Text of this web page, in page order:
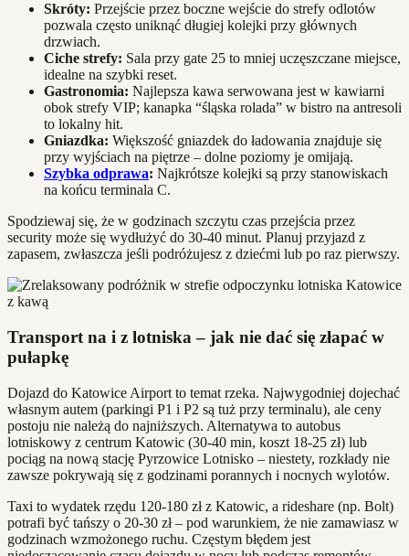
Skróty: Przejście przez boczne wejście do strefy odlotów
pozwala często uniknąć długiej kolejki przy głównych
drzwiach.
Ciche strefy: Sala przy gate 25 to mniej uczęszczane miejsce,
idealne na szybki reset.
Gastronomia: Najlepsza kawa serwowana jest w kawiarni
obok strefy VIP; kanapka “śląska rolada” w bistro na antresoli
to lokalny hit.
Gniazdka: Większość gniazdek do ładowania znajduje się
przy wyjściach na piętrze – dolne poziomy je omijają.
Szybka odprawa: Najkrótsze kolejki są przy stanowiskach
na końcu terminala C.
Spodziewaj się, że w godzinach szczytu czas przejścia przez
security może się wydłużyć do 30-40 minut. Planuj przyjazd z
zapasem, zwłaszcza jeśli podróżujesz z dziećmi lub po raz pierwszy.
Transport na i z lotniska – jak nie dać się złapać w
pułapkę
Dojazd do Katowice Airport to temat rzeka. Najwygodniej dojechać
własnym autem (parkingi P1 i P2 są tuż przy terminalu), ale ceny
postoju nie należą do najniższych. Alternatywa to autobus
lotniskowy z centrum Katowic (30-40 min, koszt 18-25 zł) lub
pociąg na nową stację Pyrzowice Lotnisko – niestety, rozkłady nie
zawsze pokrywają się z godzinami porannych i nocnych wylotów.
Taxi to wydatek rzędu 120-180 zł z Katowic, a rideshare (np. Bolt)
potrafi być tańszy o 20-30 zł – pod warunkiem, że nie zamawiasz w
godzinach wzmożonego ruchu. Częstym błędem jest